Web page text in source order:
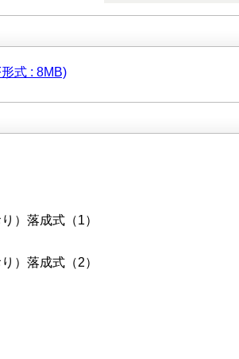
式 : 8MB)
）落成式（1）
）落成式（2）